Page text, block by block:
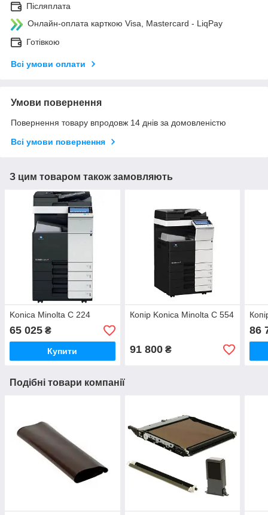
Післяплата
Онлайн-оплата карткою Visa, Mastercard - LiqPay
Готівкою
Всі умови оплати
Умови повернення
Повернення товару впродовж 14 днів за домовленістю
Всі умови повернення
З цим товаром також замовляють
Konica Minolta C 224
65 025 ₴
Купити
Копір Konica Minolta C 554
91 800₴
86
Подібні товари компанії